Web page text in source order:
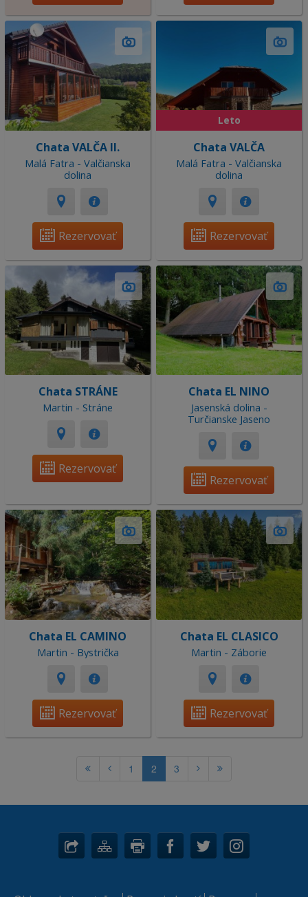
Chata VALČA II.
Malá Fatra - Valčianska
dolina
Rezervovať
Leto
Chata VALČA
Malá Fatra - Valčianska
dolina
Rezervovať
Chata STRÁNE
Martin - Stráne
Rezervovať
Chata EL NINO
Jasenská dolina -
Turčianske Jaseno
Rezervovať
Chata EL CAMINO
Martin - Bystrička
Rezervovať
Chata EL CLASICO
Martin - Záborie
Rezervovať
1 2 3